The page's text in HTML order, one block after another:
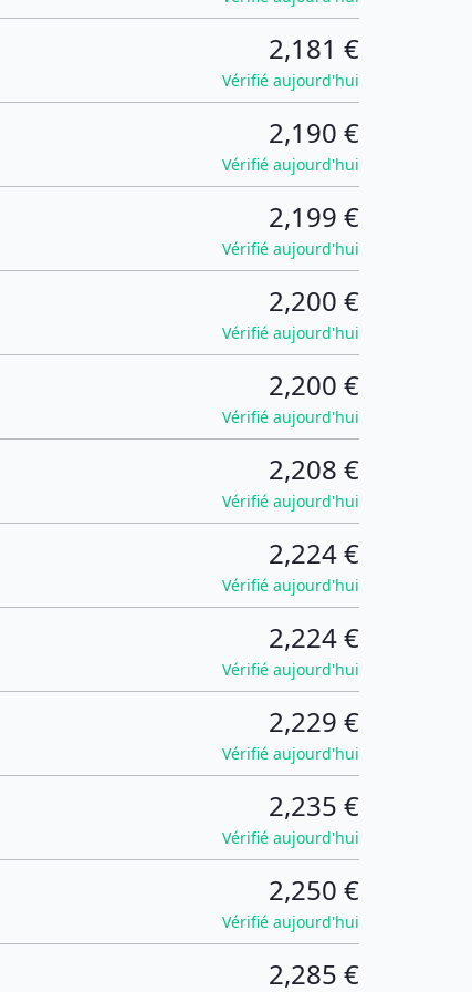
2,181 €
Vérifié aujourd'hui
2,190 €
Vérifié aujourd'hui
2,199 €
Vérifié aujourd'hui
2,200 €
Vérifié aujourd'hui
2,200 €
Vérifié aujourd'hui
2,208 €
Vérifié aujourd'hui
2,224 €
Vérifié aujourd'hui
2,224 €
Vérifié aujourd'hui
2,229 €
Vérifié aujourd'hui
2,235 €
Vérifié aujourd'hui
2,250 €
Vérifié aujourd'hui
2,285 €